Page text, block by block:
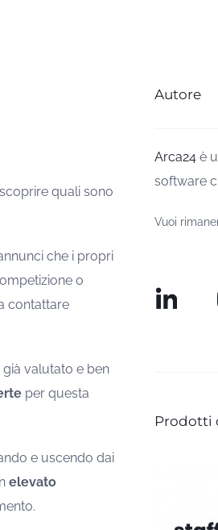
quali sono
che i propri
o
contattare
valutato e ben
per questa
e uscendo dai
elevato
Autore
Arca24 è
software
Vuoi
Prodotti